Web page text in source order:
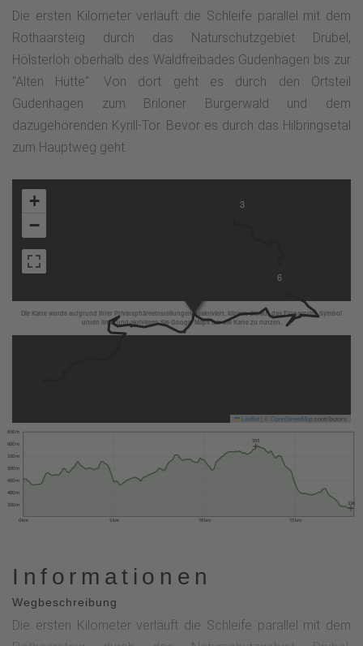
Die ersten Kilometer verläuft die Schleife parallel mit dem
Rothaarsteig durch das Naturschutzgebiet Drübel,
Hölsterloh oberhalb des Waldfreibades Gudenhagen bis zur
"Alten Hütte". Von dort geht es durch den Ortsteil
Gudenhagen zum Briloner Bürgerwald und dem
dazugehörenden Kyrill-Tor. Bevor es durch das Hilbringsetal
zum Hauptweg geht.
Die Karte wurde aufgrund Ihrer Privatsphäreeinstellungen deaktiviert, klicken Sie auf das Fingerprint Symbol
unten links und aktivieren Sie Google Maps um die Karte zu nutzen.
6
3
+
−
Leaflet OpenStreetMapcontributors
0 km 5 km 10 km 15 km
350 m
400 m
450 m
500 m
550 m
600 m
650 m
336
593
Informationen
Wegbeschreibung
Die ersten Kilometer verläuft die Schleife parallel mit dem